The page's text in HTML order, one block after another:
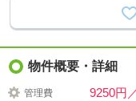
物件概要・詳細
管理費 9250円